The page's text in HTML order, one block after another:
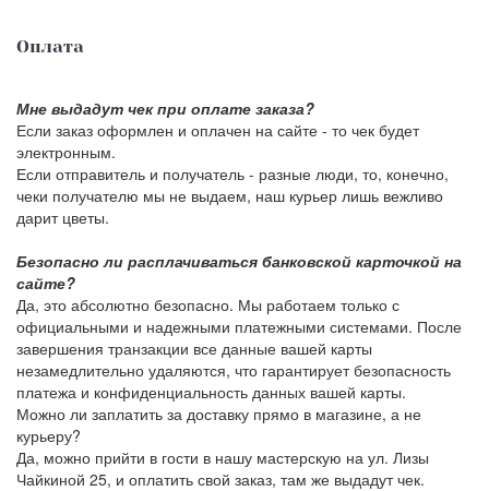
Оплата
Мне выдадут чек при оплате заказа?
Если заказ оформлен и оплачен на сайте - то чек будет
электронным.
Если отправитель и получатель - разные люди, то, конечно,
чеки получателю мы не выдаем, наш курьер лишь вежливо
дарит цветы.
Безопасно ли расплачиваться банковской карточкой на
сайте?
Да, это абсолютно безопасно. Мы работаем только с
официальными и надежными платежными системами. После
завершения транзакции все данные вашей карты
незамедлительно удаляются, что гарантирует безопасность
платежа и конфиденциальность данных вашей карты.
Можно ли заплатить за доставку прямо в магазине, а не
курьеру?
Да, можно прийти в гости в нашу мастерскую на ул. Лизы
Чайкиной 25, и оплатить свой заказ, там же выдадут чек.